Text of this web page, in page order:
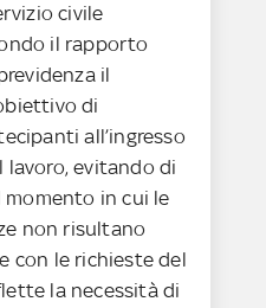
civile
il rapporto
il
di
all’ingresso
lavoro, evitando di
momento in cui le
non risultano
con le richieste del
la necessità di